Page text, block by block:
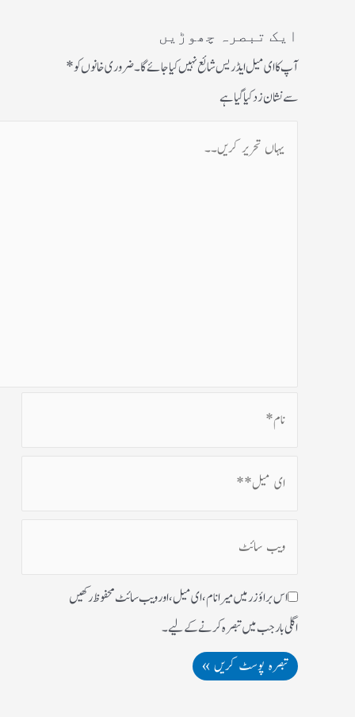
ایک تبصرہ چھوڑیں
آپ کا ای میل ایڈریس شائع نہیں کیا جائے گا۔ضروری خانوں کو*
سے نشان زد کیا گیا ہے
اس براؤزر میں میرا نام، ای میل، اور ویب سائٹ محفوظ رکھیں
اگلی بار جب میں تبصرہ کرنے کےلیے۔